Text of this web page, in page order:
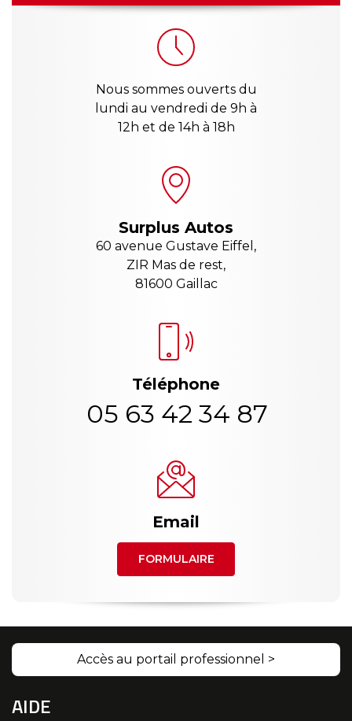
Nous sommes ouverts du
lundi au vendredi de 9h à
12h et de 14h à 18h
Surplus Autos
60 avenue Gustave Eiffel,
ZIR Mas de rest,
81600 Gaillac
Téléphone
05 63 42 34 87
Email
FORMULAIRE
Accès au portail professionnel >
AIDE